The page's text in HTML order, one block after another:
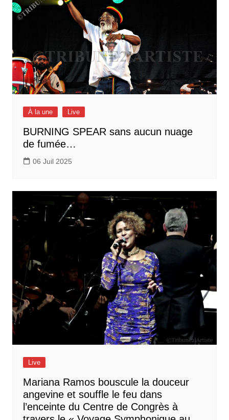
À la une Live
BURNING SPEAR sans aucun nuage
de fumée…
06 Juil 2025
Live
Mariana Ramos bouscule la douceur
angevine et souffle le feu dans
l’enceinte du Centre de Congrès à